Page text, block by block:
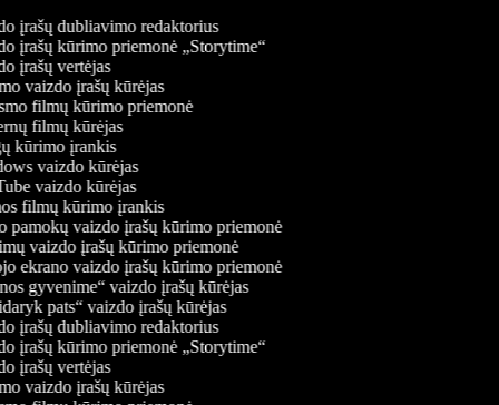
įrašų dubliavimo redaktorius
įrašų kūrimo priemonė „Storytime“
įrašų vertėjas
vaizdo įrašų kūrėjas
filmų kūrimo priemonė
filmų kūrėjas
kūrimo įrankis
vaizdo kūrėjas
vaizdo kūrėjas
filmų kūrimo įrankis
pamokų vaizdo įrašų kūrimo priemonė
vaizdo įrašų kūrimo priemonė
ekrano vaizdo įrašų kūrimo priemonė
gyvenime“ vaizdo įrašų kūrėjas
pats“ vaizdo įrašų kūrėjas
įrašų dubliavimo redaktorius
įrašų kūrimo priemonė „Storytime“
įrašų vertėjas
vaizdo įrašų kūrėjas